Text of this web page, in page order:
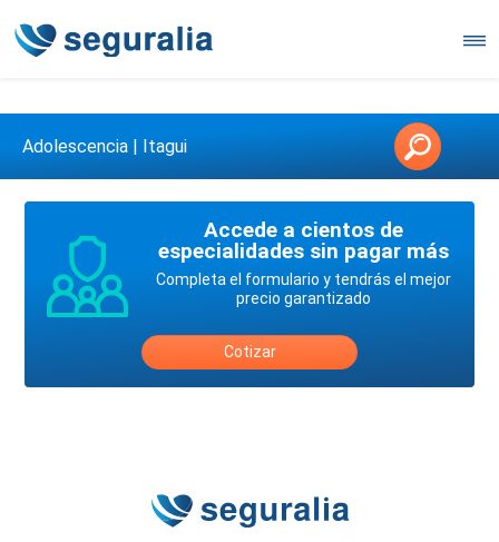
Contáctanos en 3147146006
Adolescencia | Itagui
Accede a cientos de
especialidades sin pagar más
Completa el formulario y tendrás el mejor
precio garantizado
Cotizar